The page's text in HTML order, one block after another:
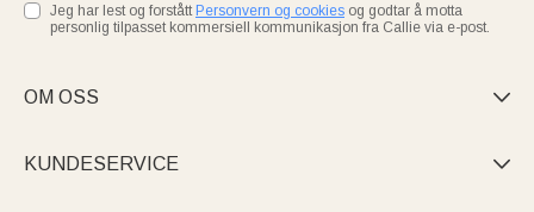
Jeg har lest og forstått Personvern og cookies og godtar å motta
personlig tilpasset kommersiell kommunikasjon fra Callie via e-post.
OM OSS 
KUNDESERVICE 